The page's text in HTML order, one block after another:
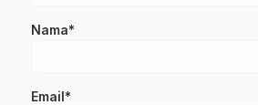
Nama*
Email*